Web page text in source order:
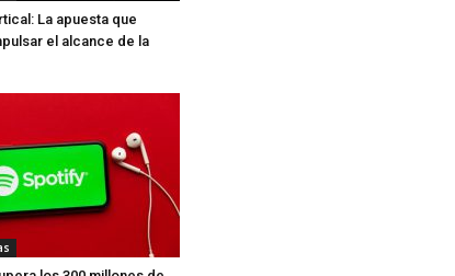
La apuesta que
el alcance de la